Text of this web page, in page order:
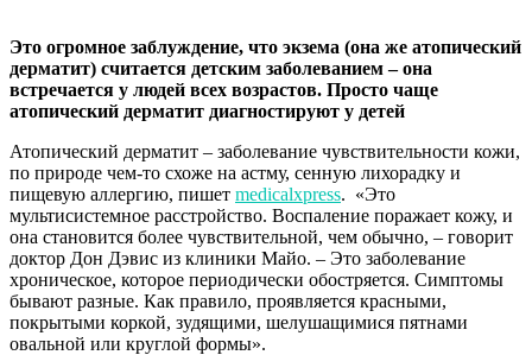
Это огромное заблуждение, что экзема (она же атопический
дерматит) считается детским заболеванием – она
встречается у людей всех возрастов. Просто чаще
атопический дерматит диагностируют у детей
Атопический дерматит – заболевание чувствительности кожи,
по природе чем-то схоже на астму, сенную лихорадку и
пищевую аллергию, пишет medicalxpress. «Это
мультисистемное расстройство. Воспаление поражает кожу, и
она становится более чувствительной, чем обычно, – говорит
доктор Дон Дэвис из клиники Майо. – Это заболевание
хроническое, которое периодически обостряется. Симптомы
бывают разные. Как правило, проявляется красными,
покрытыми коркой, зудящими, шелушащимися пятнами
овальной или круглой формы».